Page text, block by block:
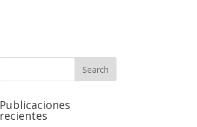
Publicaciones
recientes